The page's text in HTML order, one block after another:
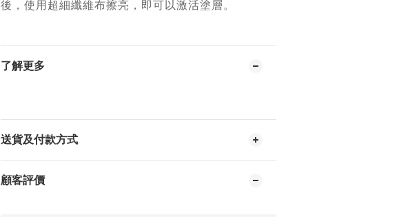
後，使用超細纖維布擦亮，即可以激活塗層。
了解更多
送貨及付款方式
顧客評價